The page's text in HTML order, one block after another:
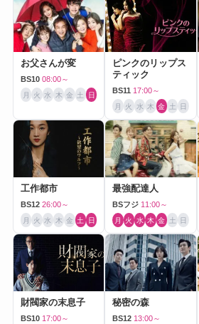
お父さんが変
BS10 08:00～
月 火 水 木 金 土 日
ピンクのリップス
ティック
BS11 17:00～
月 火 水 木 金 土 日
工作都市
BS12 26:00～
月 火 水 木 金 土 日
最強配達人
BSフジ 11:00～
月 火 水 木 金 土 日
財閥家の末息子
BS10 17:00～
秘密の森
BS12 13:00～